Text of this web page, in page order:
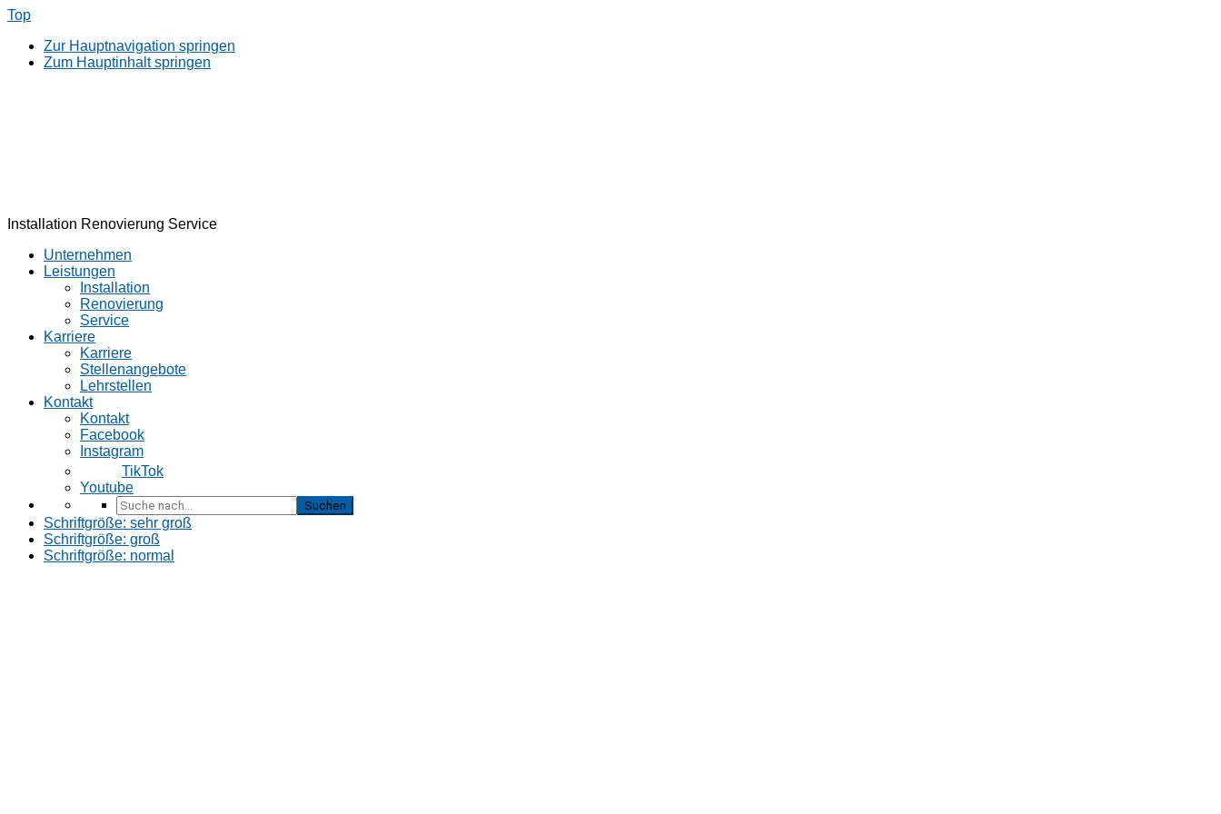
Top
Zur Hauptnavigation springen
Zum Hauptinhalt springen
Installation Renovierung Service
Unternehmen
Leistungen
Installation
Renovierung
Service
Karriere
Karriere
Stellenangebote
Lehrstellen
Kontakt
Kontakt
Facebook
Instagram
TikTok
Youtube
Suche
nach…
Schriftgröße: sehr groß
Schriftgröße: groß
Schriftgröße: normal